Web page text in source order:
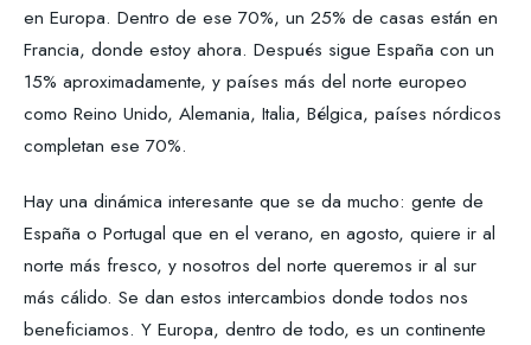
en Europa. Dentro de ese 70%, un 25% de casas están en
Francia, donde estoy ahora. Después sigue España con un
15% aproximadamente, y países más del norte europeo
como Reino Unido, Alemania, Italia, Bélgica, países nórdicos
completan ese 70%.
Hay una dinámica interesante que se da mucho: gente de
España o Portugal que en el verano, en agosto, quiere ir al
norte más fresco, y nosotros del norte queremos ir al sur
más cálido. Se dan estos intercambios donde todos nos
beneficiamos. Y Europa, dentro de todo, es un continente